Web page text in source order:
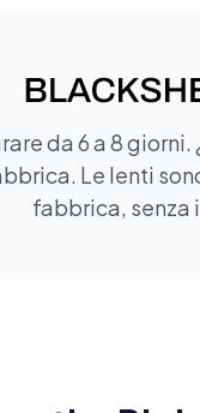
da 6 a 8
Le lenti
fabbrica, senza